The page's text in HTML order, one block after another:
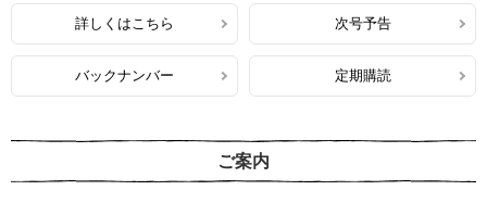
詳しくはこちら 次号予告
バックナンバー 定期購読
ご案内